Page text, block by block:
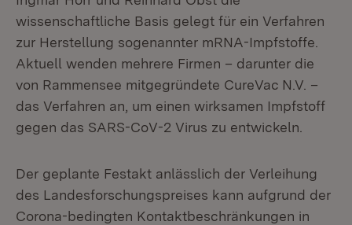
wissenschaftliche Basis gelegt für ein Verfahren
zur Herstellung sogenannter mRNA-Impfstoffe.
Aktuell wenden mehrere Firmen – darunter die
von Rammensee mitgegründete CureVac N.V. –
das Verfahren an, um einen wirksamen Impfstoff
gegen das SARS-CoV-2 Virus zu entwickeln.
Der geplante Festakt anlässlich der Verleihung
des Landesforschungspreises kann aufgrund der
Corona-bedingten Kontaktbeschränkungen in